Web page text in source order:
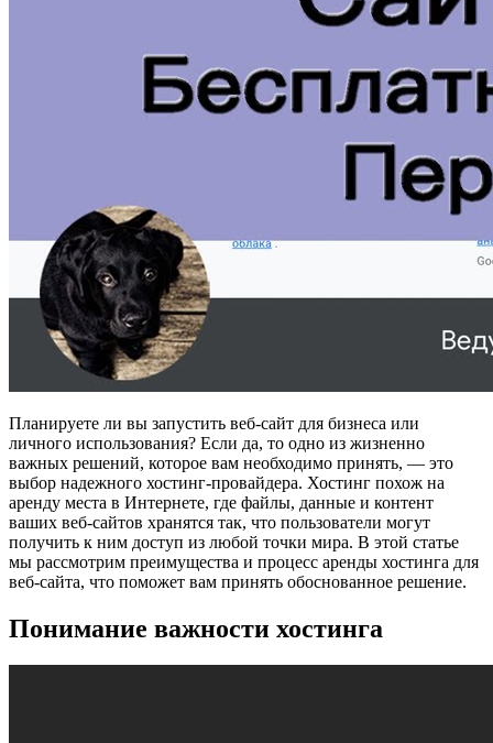
Планируете ли вы запустить веб-сайт для бизнеса или
личного использования? Если да, то одно из жизненно
важных решений, которое вам необходимо принять, — это
выбор надежного хостинг-провайдера. Хостинг похож на
аренду места в Интернете, где файлы, данные и контент
ваших веб-сайтов хранятся так, что пользователи могут
получить к ним доступ из любой точки мира. В этой статье
мы рассмотрим преимущества и процесс аренды хостинга для
веб-сайта, что поможет вам принять обоснованное решение.
Понимание важности хостинга